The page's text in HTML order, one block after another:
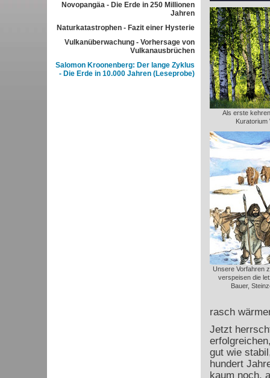
Novopangäa - Die Erde in 250 Millionen
Jahren
Naturkatastrophen - Fazit einer Hysterie
Vulkanüberwachung - Vorhersage von
Vulkanausbrüchen
Salomon Kroonenberg: Der lange Zyklus
- Die Erde in 10.000 Jahren (Leseprobe)
Als erste
Kuratorium
Unsere Vorfahren
verspeisen die
Bauer,
rasch
Jetzt
gut wie
hundert
kaum noch,